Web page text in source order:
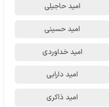
امید حاجیلی
امید حسینی
امید خداوردی
امید دارابی
امید ذاکری